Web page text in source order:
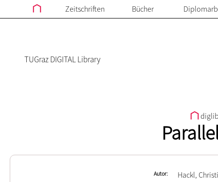
Zeitschriften Bücher
TUGraz DIGITAL Library
Autor Hackl,